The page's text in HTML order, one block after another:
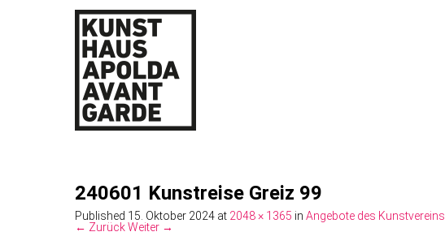
240601 Kunstreise Greiz 99
Published 15. Oktober 2024 at 2048 × 1365 in Angebote des Kunstvereins
← ZurückWeiter →